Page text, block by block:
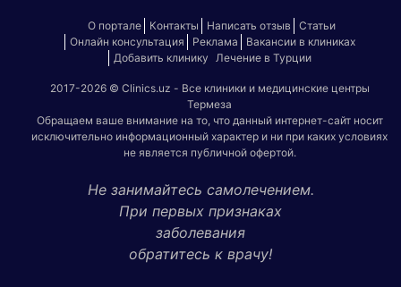
О портале Контакты Написать отзыв
Статьи
Онлайн консультация
Реклама
Вакансии в клиниках
Добавить клинику Лечение в Турции
2017-2026 © Clinics.uz - Все клиники и медицинские центры
Термеза
Обращаем ваше внимание на то, что данный интернет-сайт носит
исключительно информационный характер и ни при каких условиях
не является публичной офертой.
Не занимайтесь самолечением.
При первых признаках
заболевания
обратитесь к врачу!